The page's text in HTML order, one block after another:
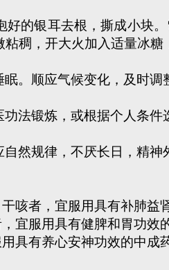
银耳去根，撕成小块。
稠，开大火加入适量冰
顺应气候变化，及时调
锻炼，或根据个人条件
规律，不厌长日，精神
者，宜服用具有补肺益
服用具有健脾和胃功效
有养心安神功效的中成